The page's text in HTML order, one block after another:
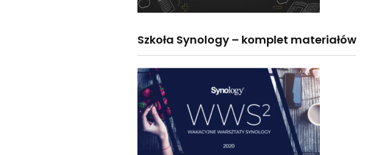
Szkoła Synology – komplet materiałów